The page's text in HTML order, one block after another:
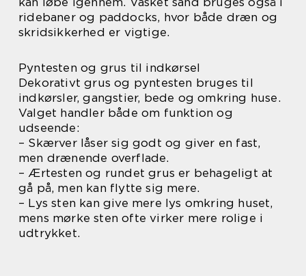
ridebaner og paddocks, hvor både dræn og
skridsikkerhed er vigtige.
Pyntesten og grus til indkørsel
Dekorativt grus og pyntesten bruges til
indkørsler, gangstier, bede og omkring huse.
Valget handler både om funktion og
udseende:
– Skærver låser sig godt og giver en fast,
men drænende overflade.
– Ærtesten og rundet grus er behageligt at
gå på, men kan flytte sig mere.
– Lys sten kan give mere lys omkring huset,
mens mørke sten ofte virker mere rolige i
udtrykket.